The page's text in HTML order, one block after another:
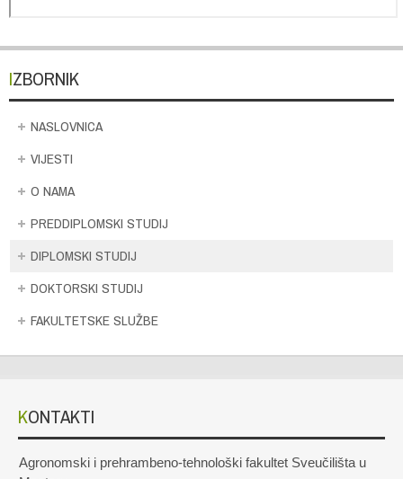
IZBORNIK
NASLOVNICA
VIJESTI
O NAMA
PREDDIPLOMSKI STUDIJ
DIPLOMSKI STUDIJ
DOKTORSKI STUDIJ
FAKULTETSKE SLUŽBE
KONTAKTI
Agronomski i prehrambeno-tehnološki fakultet Sveučilišta u